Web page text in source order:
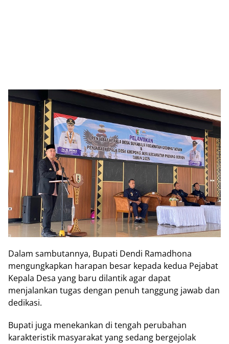
Dalam sambutannya, Bupati Dendi Ramadhona
mengungkapkan harapan besar kepada kedua Pejabat
Kepala Desa yang baru dilantik agar dapat
menjalankan tugas dengan penuh tanggung jawab dan
dedikasi.
Bupati juga menekankan di tengah perubahan
karakteristik masyarakat yang sedang bergejolak